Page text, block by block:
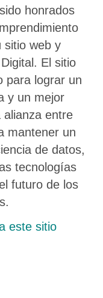
honrados
sitio web y
El sitio
para lograr un
y un mejor
alianza entre
mantener un
de datos,
tecnologías
futuro de los
este sitio